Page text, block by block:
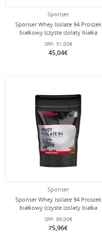
Sponser
Sponser Whey Isolate 94 Proszek
białkowy (czyste izolaty białka
serwatkowego CFM, maks.
zawartość białka, bez laktozy)
Neutralny 850g puszka
SRP: 51,00€
45,04€
Sponser
Sponser Whey Isolate 94 Proszek
białkowy (czyste izolaty białka
serwatkowego CFM, maks.
zawartość białka, bez laktozy)
Czekolada 1500g worek stojący
SRP: 86,00€
75,96€